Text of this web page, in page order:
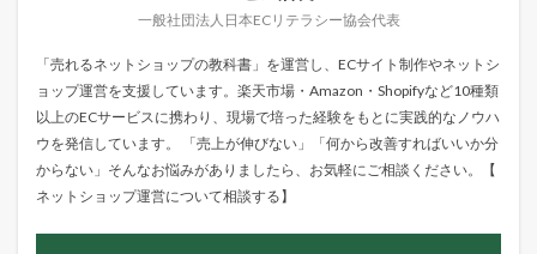
一般社団法人日本ECリテラシー協会代表
「売れるネットショップの教科書」を運営し、ECサイト制作やネットシ
ョップ運営を支援しています。楽天市場・Amazon・Shopifyなど10種類
以上のECサービスに携わり、現場で培った経験をもとに実践的なノウハ
ウを発信しています。 「売上が伸びない」「何から改善すればいいか分
からない」そんなお悩みがありましたら、お気軽にご相談ください。【
ネットショップ運営について相談する】